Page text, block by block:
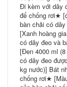
Đi kèm với dây
để chống rơi★
bàn chải có
[Xanh hoàng
có dây đeo và
[Đen 4000 ml
có dây đeo
kg nước)] Bát
chống rơi★